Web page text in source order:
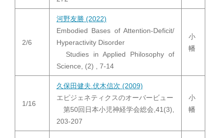
2/6
河野友勝 (2022)
Embodied Bases of Attention-Deficit/
Hyperactivity Disorder
Studies in Applied Philosophy of
Science, (2) , 7-14
小
幡
1/16
久保田健夫.伏木信次 (2009)
エピジェネティクスのオーバービュー
第50回日本小児神経学会総会,41(3),
203-207
小
幡